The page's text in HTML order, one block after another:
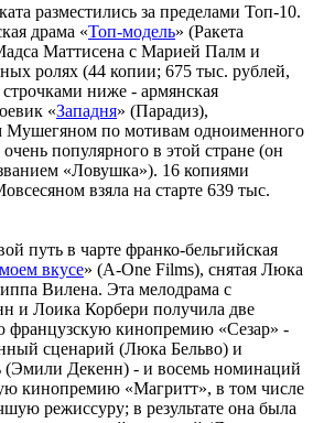
разместились за пределами Топ-10.
драма «Топ-модель» (Ракета
Маттисена с Марией Палм и
ролях (44 копии; 675 тыс. рублей,
ниже - армянская
«Западня» (Парадиз),
Мушегяном по мотивам одноименного
очень популярного в этой стране (он
«Ловушка»). 16 копиями
взяла на старте 639 тыс.
путь в чарте франко-бельгийская
вкусе» (A-One Films), снятая Люка
Вилена. Эта мелодрама с
и Лоика Корбери получила две
кинопремию «Сезар» -
сценарий (Люка Бельво) и
Декенн) - и восемь номинаций
кинопремию «Магритт», в том числе
режиссуру; в результате она была